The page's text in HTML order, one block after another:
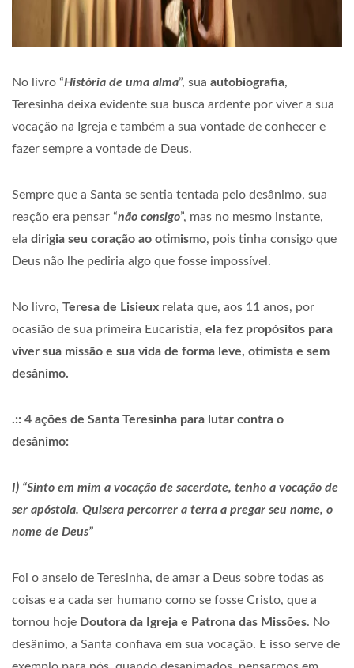
No livro “História de uma alma”, sua autobiografia,
Teresinha deixa evidente sua busca ardente por viver a sua
vocação na Igreja e também a sua vontade de conhecer e
fazer sempre a vontade de Deus.
Sempre que a Santa se sentia tentada pelo desânimo, sua
reação era pensar “não consigo”, mas no mesmo instante,
ela dirigia seu coração ao otimismo, pois tinha consigo que
Deus não lhe pediria algo que fosse impossível.
No livro, Teresa de Lisieux relata que, aos 11 anos, por
ocasião de sua primeira Eucaristia, ela fez propósitos para
viver sua missão e sua vida de forma leve, otimista e sem
desânimo.
.:: 4 ações de Santa Teresinha para lutar contra o
desânimo:
I) “Sinto em mim a vocação de sacerdote, tenho a vocação de
ser apóstola. Quisera percorrer a terra a pregar seu nome, o
nome de Deus”
Foi o anseio de Teresinha, de amar a Deus sobre todas as
coisas e a cada ser humano como se fosse Cristo, que a
tornou hoje Doutora da Igreja e Patrona das Missões. No
desânimo, a Santa confiava em sua vocação. E isso serve de